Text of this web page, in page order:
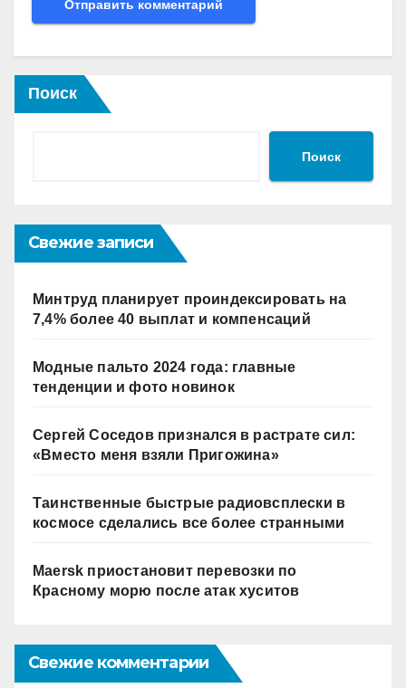
Поиск
Поиск
Свежие записи
Минтруд планирует проиндексировать на
7,4% более 40 выплат и компенсаций
Модные пальто 2024 года: главные
тенденции и фото новинок
Сергей Соседов признался в растрате сил:
«Вместо меня взяли Пригожина»
Таинственные быстрые радиовсплески в
космосе сделались все более странными
Maersk приостановит перевозки по
Красному морю после атак хуситов
Свежие комментарии